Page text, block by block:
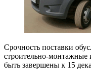
Срочность поставки
строительно-
быть завершены к 15